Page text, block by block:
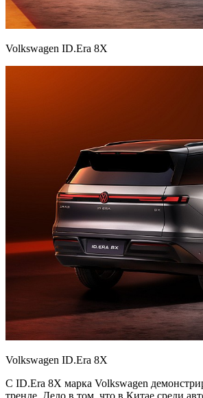
Volkswagen ID.Era 8X
Volkswagen ID.Era 8X
С ID.Era 8X марка Volkswagen
тренде. Дело в том, что в Китае среди